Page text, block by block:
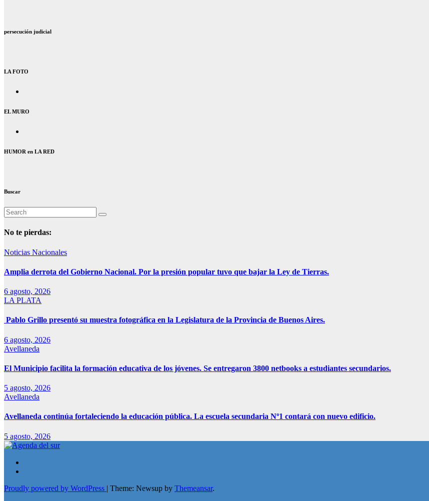
persecución judicial
LA FOTO
EL MURO
HUMOR en LA RED
Buscar
No te pierdas:
Noticias Nacionales
Amplia derrota del Gobierno Nacional. Por la presión popular tuvo que bajar la Ley de Tierras.
6 agosto, 2026
LA PLATA
Pablo Grillo presentó su muestra fotográfica en la Legislatura de la Provincia de Buenos Aires.
6 agosto, 2026
Avellaneda
El Municipio facilita la formación educativa de los jóvenes. Se entregaron 3800 netbooks a estudiantes secundarios.
5 agosto, 2026
Avellaneda
Avellaneda continúa fortaleciendo la educación pública. La escuela secundaria Nº1 contará con nuevo edificio.
5 agosto, 2026
Proudly powered by WordPress | Theme: Newsup by Themeansar.